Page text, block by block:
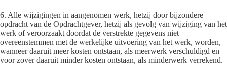
6. Alle wijzigingen in aangenomen werk, hetzij door bijzondere
opdracht van de Opdrachtgever, hetzij als gevolg van wijziging van het
werk of veroorzaakt doordat de verstrekte gegevens niet
overeenstemmen met de werkelijke uitvoering van het werk, worden,
wanneer daaruit meer kosten ontstaan, als meerwerk verschuldigd en
voor zover daaruit minder kosten ontstaan, als minderwerk verrekend.